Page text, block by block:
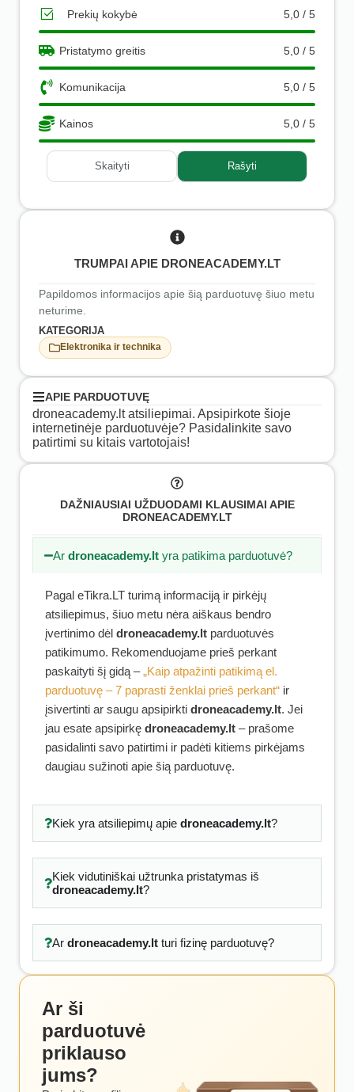
Prekių kokybė 5,0 / 5
Pristatymo greitis 5,0 / 5
Komunikacija 5,0 / 5
Kainos 5,0 / 5
Skaityti Rašyti
TRUMPAI APIE DRONEACADEMY.LT
Papildomos informacijos apie šią parduotuvę šiuo metu
neturime.
KATEGORIJA
Elektronika ir technika
APIE PARDUOTUVĘ
droneacademy.lt atsiliepimai. Apsipirkote šioje
internetinėje parduotuvėje? Pasidalinkite savo
patirtimi su kitais vartotojais!
DAŽNIAUSIAI UŽDUODAMI KLAUSIMAI APIE
DRONEACADEMY.LT
Ardroneacademy.lt yra patikima parduotuvė?
Pagal eTikra.LT turimą informaciją ir pirkėjų
atsiliepimus, šiuo metu nėra aiškaus bendro
įvertinimo dėl droneacademy.lt parduotuvės
patikimumo. Rekomenduojame prieš perkant
paskaityti šį gidą –„Kaip atpažinti patikimą el.
parduotuvę – 7 paprasti ženklai prieš perkant“ ir
įsivertinti ar saugu apsipirkti droneacademy.lt. Jei
jau esate apsipirkę droneacademy.lt – prašome
pasidalinti savo patirtimi ir padėti kitiems pirkėjams
daugiau sužinoti apie šią parduotuvę.
Kiek yra atsiliepimų apie droneacademy.lt?
Kiek vidutiniškai užtrunka pristatymas iš
droneacademy.lt?
Ar droneacademy.ltturi fizinę parduotuvę?
Ar ši
parduotuvė
priklauso
jums?